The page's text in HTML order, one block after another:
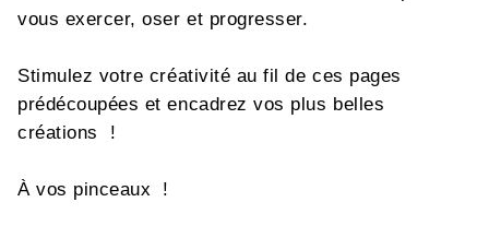
vous exercer, oser et progresser.
Stimulez votre créativité au fil de ces pages
prédécoupées et encadrez vos plus belles
créations !
À vos pinceaux !